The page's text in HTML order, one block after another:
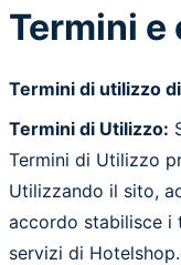
Termini
Termini di utilizzo
Termini di Utilizzo:
Termini di Utilizzo
Utilizzando il sito,
accordo stabilisce i
servizi di